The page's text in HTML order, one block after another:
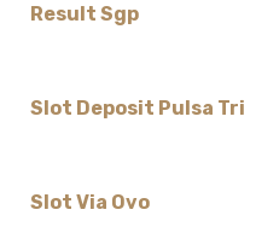
Result Sgp
Slot Deposit Pulsa Tri
Slot Via Ovo